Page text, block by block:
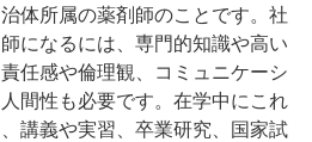
体所属の薬剤師のことです。社
になるには、専門的知識や高い
任感や倫理観、コミュニケーシ
間性も必要です。在学中にこれ
講義や実習、卒業研究、国家試